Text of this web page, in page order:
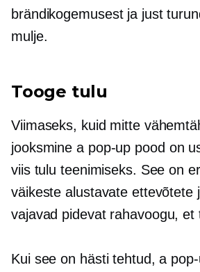
brändikogemusest ja just
mulje.
Tooge tulu
Viimaseks, kuid mitte
jooksmine a pop-up pood on
viis tulu teenimiseks. See on
väikeste alustavate ettevõtete
vajavad pidevat rahavoogu, et
Kui see on hästi tehtud, a